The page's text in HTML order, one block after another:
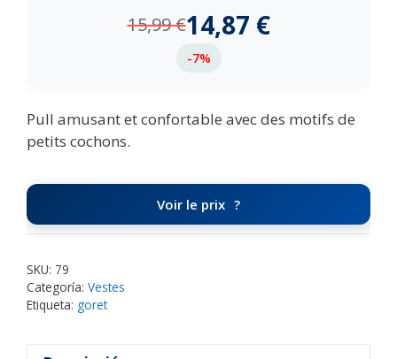
15,99€14,87 €
-7%
Pull amusant et confortable avec des motifs de
petits cochons.
Voir le prix
SKU: 79
Categoría: Vestes
Etiqueta: goret